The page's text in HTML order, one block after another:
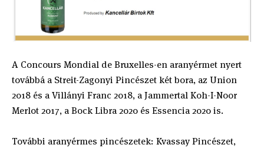
A Concours Mondial de Bruxelles-en aranyérmet nyert
továbbá a Streit-Zagonyi Pincészet két bora, az Union
2018 és a Villányi Franc 2018, a Jammertal Koh-I-Noor
Merlot 2017, a Bock Libra 2020 és Essencia 2020 is.
További aranyérmes pincészetek: Kvassay Pincészet,